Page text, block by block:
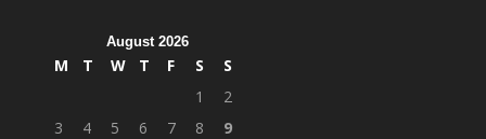
August 2026
M T W T F S
S
1
2
3
4 5 6 7 8
9